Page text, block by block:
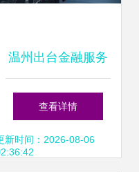
温州出台金融服务
实体经济发展14条,
着力缓解民营企业
查看详情
新时间：2026-08-06